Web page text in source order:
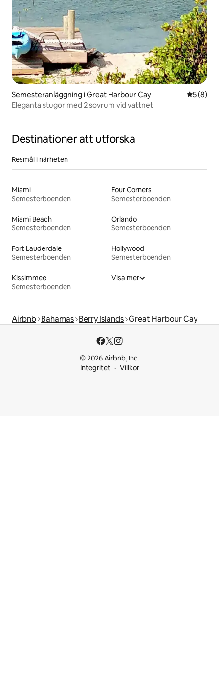
Semesteranläggning i Great Harbour Cay 5 av 5 i
5 (8)
Eleganta stugor med 2 sovrum vid vattnet
Destinationer att utforska
Resmål i närheten
Miami
Semesterboenden
Four Corners
Semesterboenden
Miami Beach
Semesterboenden
Orlando
Semesterboenden
Fort Lauderdale
Semesterboenden
Hollywood
Semesterboenden
Kissimmee
Semesterboenden
Visa mer
Airbnb Bahamas Berry Islands Great Harbour Cay
© 2026 Airbnb, Inc.
Integritet
Villkor